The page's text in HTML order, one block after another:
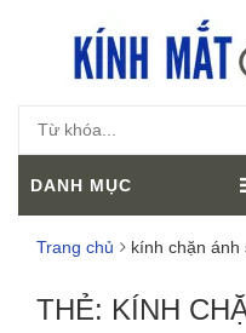
DANH MỤC
Trang chủ kính chặn ánh
THẺ: KÍNH